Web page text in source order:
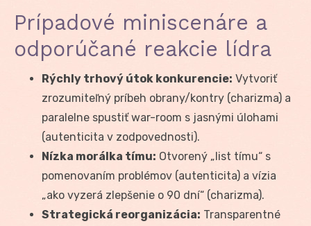
Prípadové miniscenáre a
odporúčané reakcie lídra
Rýchly trhový útok konkurencie: Vytvoriť
zrozumiteľný príbeh obrany/kontry (charizma) a
paralelne spustiť war-room s jasnými úlohami
(autenticita v zodpovednosti).
Nízka morálka tímu: Otvorený „list tímu“ s
pomenovaním problémov (autenticita) a vízia
„ako vyzerá zlepšenie o 90 dní“ (charizma).
Strategická reorganizácia: Transparentné